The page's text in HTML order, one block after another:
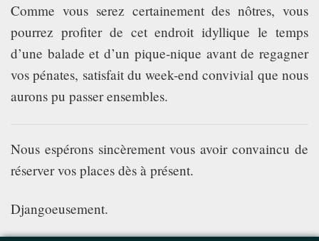
Comme vous serez certainement des nôtres, vous
pourrez profiter de cet endroit idyllique le temps
d’une balade et d’un pique-nique avant de regagner
vos pénates, satisfait du week-end convivial que nous
aurons pu passer ensembles.
Nous espérons sincèrement vous avoir convaincu de
réserver vos places dès à présent.
Djangoeusement.